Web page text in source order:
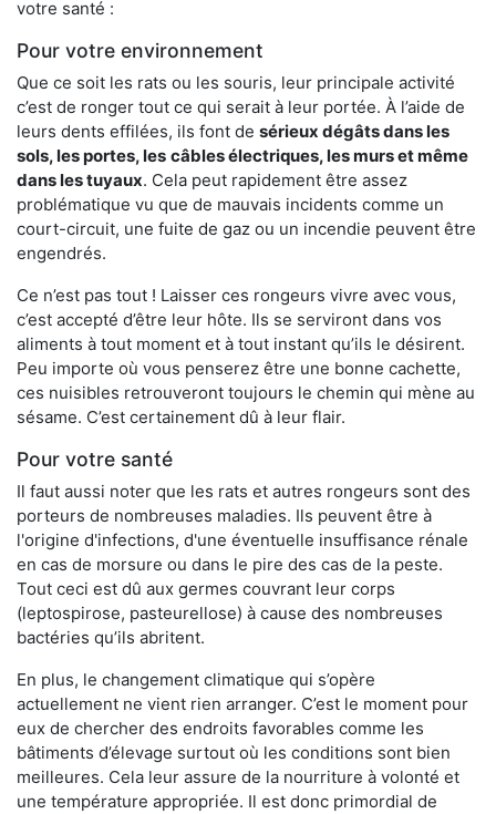
votre santé :
Pour votre environnement
Que ce soit les rats ou les souris, leur principale activité
c’est de ronger tout ce qui serait à leur portée. À l’aide de
leurs dents effilées, ils font de sérieux dégâts dans les
sols, les portes, les câbles électriques, les murs et même
dans les tuyaux. Cela peut rapidement être assez
problématique vu que de mauvais incidents comme un
court-circuit, une fuite de gaz ou un incendie peuvent être
engendrés.
Ce n’est pas tout ! Laisser ces rongeurs vivre avec vous,
c’est accepté d’être leur hôte. Ils se serviront dans vos
aliments à tout moment et à tout instant qu’ils le désirent.
Peu importe où vous penserez être une bonne cachette,
ces nuisibles retrouveront toujours le chemin qui mène au
sésame. C’est certainement dû à leur flair.
Pour votre santé
Il faut aussi noter que les rats et autres rongeurs sont des
porteurs de nombreuses maladies. Ils peuvent être à
l'origine d'infections, d'une éventuelle insuffisance rénale
en cas de morsure ou dans le pire des cas de la peste.
Tout ceci est dû aux germes couvrant leur corps
(leptospirose, pasteurellose) à cause des nombreuses
bactéries qu’ils abritent.
En plus, le changement climatique qui s’opère
actuellement ne vient rien arranger. C’est le moment pour
eux de chercher des endroits favorables comme les
bâtiments d’élevage surtout où les conditions sont bien
meilleures. Cela leur assure de la nourriture à volonté et
une température appropriée. Il est donc primordial de